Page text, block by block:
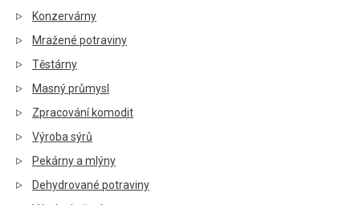
Konzervárny
Mražené potraviny
Těstárny
Masný průmysl
Zpracování komodit
Výroba sýrů
Pekárny a mlýny
Dehydrované potraviny